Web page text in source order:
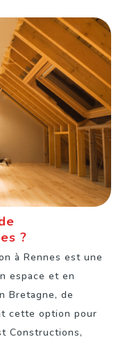
?
à Rennes est une
espace et en
Bretagne, de
cette option pour
Constructions,